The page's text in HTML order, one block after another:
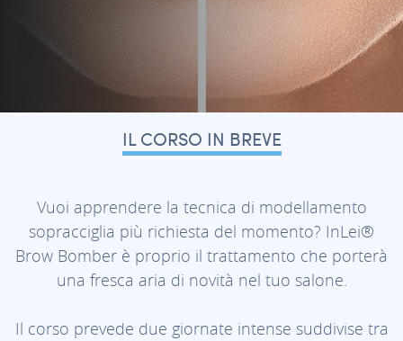
IL CORSO IN BREVE
Vuoi apprendere la tecnica di modellamento
sopracciglia più richiesta del momento? InLei®
Brow Bomber è proprio il trattamento che porterà
una fresca aria di novità nel tuo salone.
Il corso prevede due giornate intense suddivise tra